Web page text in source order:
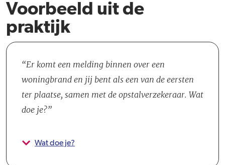
Voorbeeld uit de
praktijk
Er komt een melding binnen over een
woningbrand en jij bent als een van de eersten
ter plaatse, samen met de opstalverzekeraar. Wat
doe je?
Wat doe je?